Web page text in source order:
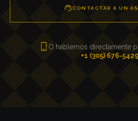
support_agentCONTACTAR A UN
phone_iphone O hablemos directamente
+1 (305) 676-5429